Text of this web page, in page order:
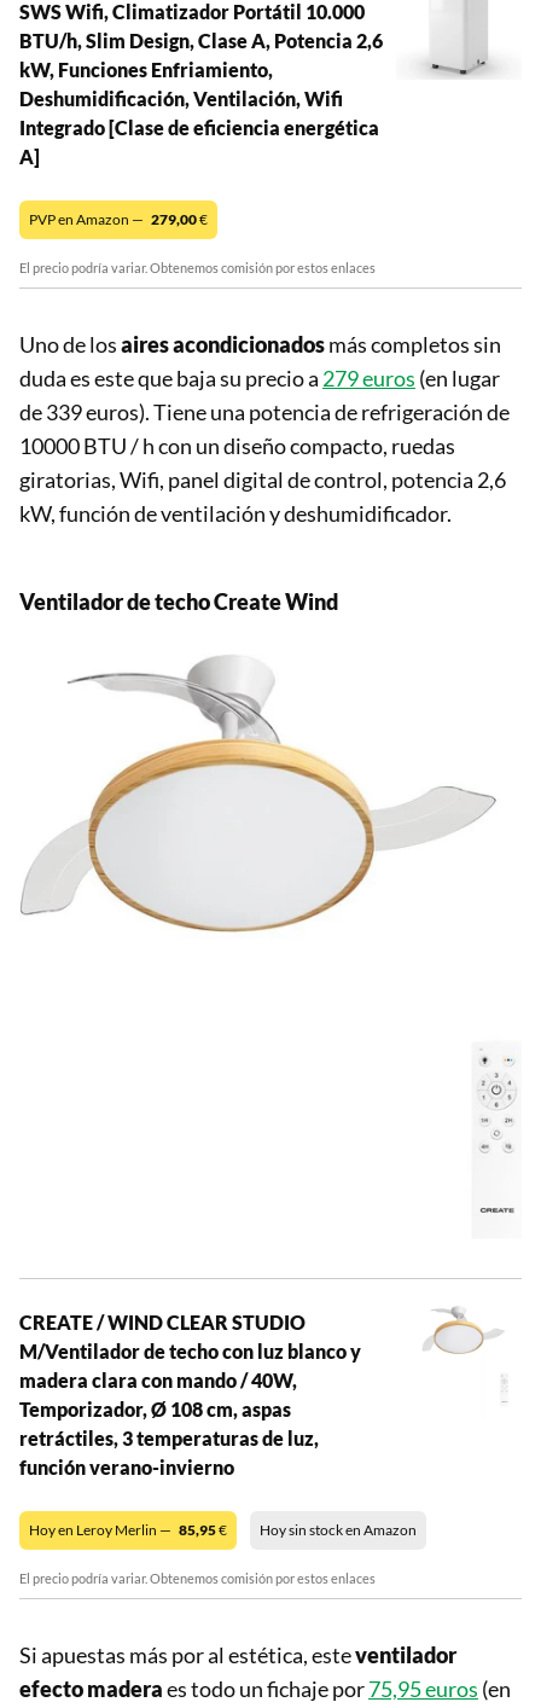
SWS Wifi, Climatizador Portátil 10.000
BTU/h, Slim Design, Clase A, Potencia 2,6
kW, Funciones Enfriamiento,
Deshumidificación, Ventilación, Wifi
Integrado [Clase de eficiencia energética
A]
PVP en Amazon — 279,00€
El precio podría variar. Obtenemos comisión por estos enlaces
Uno de losaires acondicionadosmás completos sin
duda es este que baja su precio a 279 euros (en lugar
de 339 euros). Tiene una potencia de refrigeración de
10000 BTU / h con un diseño compacto, ruedas
giratorias, Wifi, panel digital de control, potencia 2,6
kW, función de ventilación y deshumidificador.
Ventilador de techo Create Wind
CREATE / WIND CLEAR STUDIO
M/Ventilador de techo con luz blanco y
madera clara con mando / 40W,
Temporizador, Ø 108 cm, aspas
retráctiles, 3 temperaturas de luz,
función verano-invierno
Hoy en Leroy Merlin — 85,95€ Hoy sin stock en Amazon
El precio podría variar. Obtenemos comisión por estos enlaces
Si apuestas más por al estética, esteventilador
efecto maderaes todo un fichaje por75,95 euros (en